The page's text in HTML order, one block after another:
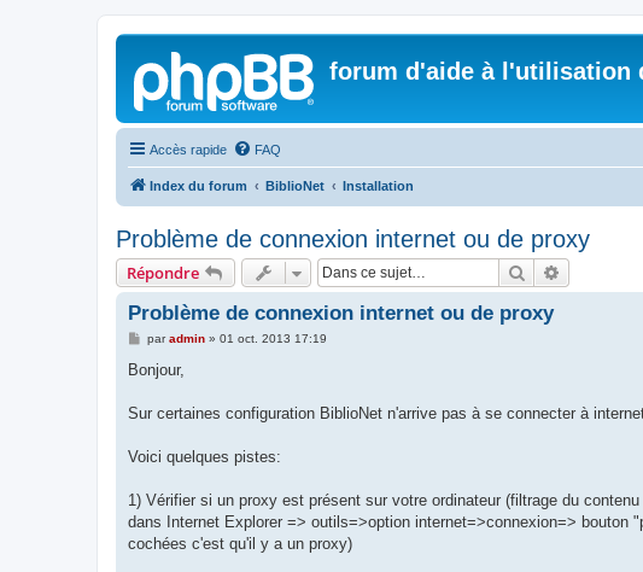
forum d'aide à l'utilisation
Accès rapide FAQ
Index du forum BiblioNet Installation
Problème de connexion internet ou de proxy
Répondre Rechercher
Problème de connexion internet ou de proxy
M
s
g
paradmin» 01 oct. 2013 17:19
Bonjour,
Sur certaines configuration BiblioNet n'arrive pas à se connecter à
Voici quelques pistes:
1) Vérifier si un proxy est présent sur votre ordinateur (filtrage du contenu
dans Internet Explorer => outils=>option internet=>connexion=>
cochées c'est qu'il y a un proxy)